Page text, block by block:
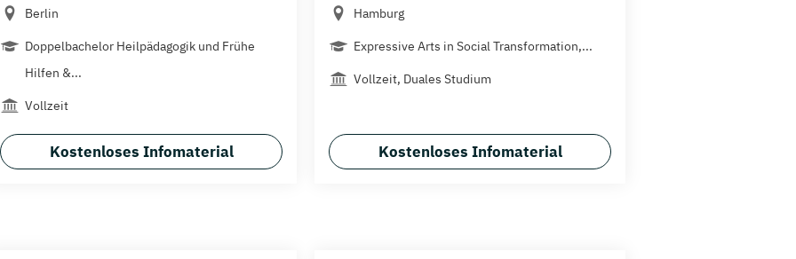
Berlin
Doppelbachelor Heilpädagogik und Frühe
Hilfen &...
Vollzeit
Kostenloses Infomaterial
Hamburg
Expressive Arts in Social Transformation,...
Vollzeit, Duales Studium
Kostenloses Infomaterial